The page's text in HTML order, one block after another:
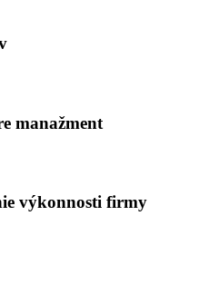
manažment
výkonnosti firmy